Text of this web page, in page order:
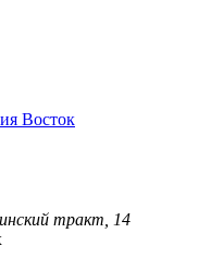
Восток
тракт, 14